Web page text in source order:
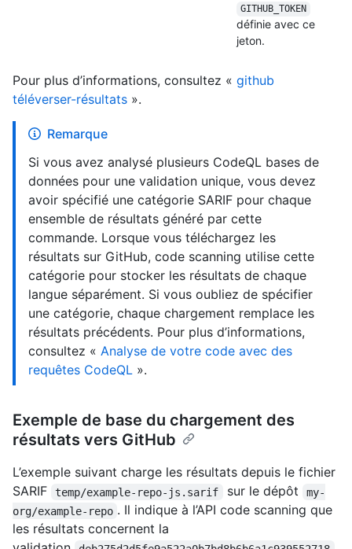
GITHUB_TOKEN
définie avec ce
jeton.
Pour plus d’informations, consultez « github
téléverser-résultats ».
Remarque
Si vous avez analysé plusieurs CodeQL bases de
données pour une validation unique, vous devez
avoir spécifié une catégorie SARIF pour chaque
ensemble de résultats généré par cette
commande. Lorsque vous téléchargez les
résultats sur GitHub, code scanning utilise cette
catégorie pour stocker les résultats de chaque
langue séparément. Si vous oubliez de spécifier
une catégorie, chaque chargement remplace les
résultats précédents. Pour plus d’informations,
consultez « Analyse de votre code avec des
requêtes CodeQL ».
Exemple de base du chargement des
résultats vers GitHub
L’exemple suivant charge les résultats depuis le fichier
SARIF
temp/example-repo-js.sarif sur le dépôt
my-
org/example-repo . Il indique à l’API code scanning que
les résultats concernent la